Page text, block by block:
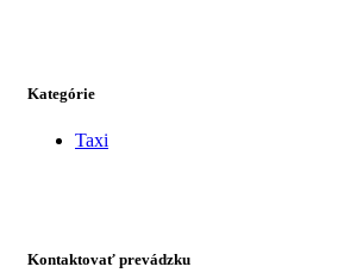
Kategórie
Taxi
Kontaktovať prevádzku